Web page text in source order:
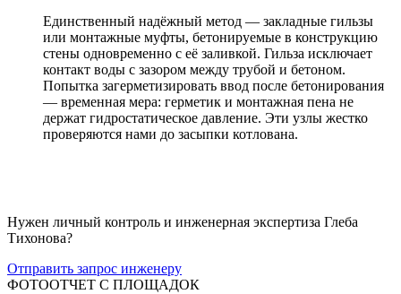
Единственный надёжный метод — закладные гильзы
или монтажные муфты, бетонируемые в конструкцию
стены одновременно с её заливкой. Гильза исключает
контакт воды с зазором между трубой и бетоном.
Попытка загерметизировать ввод после бетонирования
— временная мера: герметик и монтажная пена не
держат гидростатическое давление. Эти узлы жестко
проверяются нами до засыпки котлована.
Нужен личный контроль и инженерная экспертиза Глеба
Тихонова?
Отправить запрос инженеру
ФОТООТЧЕТ С ПЛОЩАДОК